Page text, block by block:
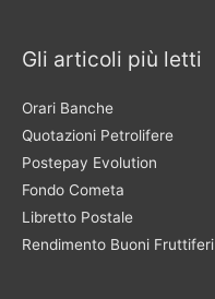
Gli articoli più letti
Orari Banche
Quotazioni Petrolifere
Postepay Evolution
Fondo Cometa
Libretto Postale
Rendimento Buoni